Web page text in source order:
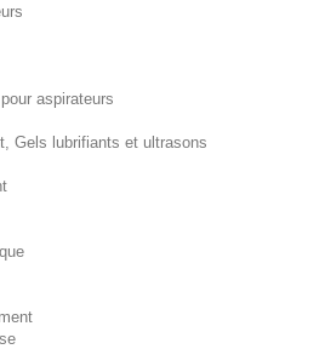
aspirateurs
Gels lubrifiants et ultrasons